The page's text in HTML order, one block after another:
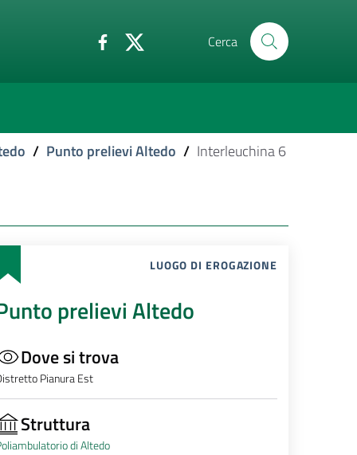
Cerca
/ Punto prelievi Altedo / Interleuchina 6
LUOGO DI EROGAZIONE
prelievi Altedo
Dove si trova
Pianura Est
Struttura
di Altedo